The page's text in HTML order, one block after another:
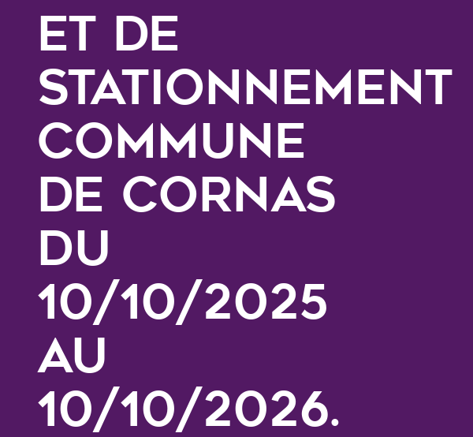
et de
stationnement
commune
de CORNAS
du
10/10/2025
au
10/10/2026.